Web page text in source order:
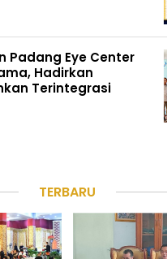
Padang Eye Center
Hadirkan
Terintegrasi
TERBARU